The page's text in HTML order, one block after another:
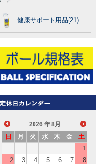
健康サポート用品(21)
2026 年 8月
日 月 火 水 木 金
土
1
2
3 4 5 6 7
8